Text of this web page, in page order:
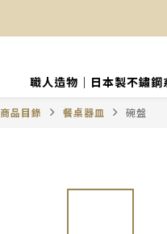
職人造物｜日本製不鏽鋼
商品目錄 餐桌器皿 碗盤